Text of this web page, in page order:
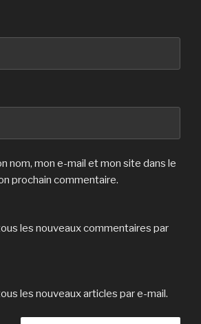
nom, mon e-mail et mon site dans le
prochain commentaire.
les nouveaux commentaires par
les nouveaux articles par e-mail.